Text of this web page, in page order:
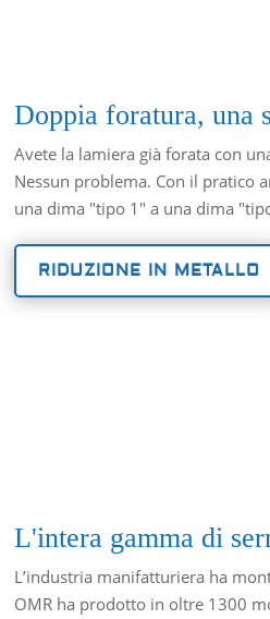
Doppia foratura, una
Avete la lamiera già forata con
Nessun problema. Con il pratico
una dima "tipo 1" a una dima
RIDUZIONE IN METALLO
L'intera gamma di
L’industria manifatturiera ha
OMR ha prodotto in oltre 1300